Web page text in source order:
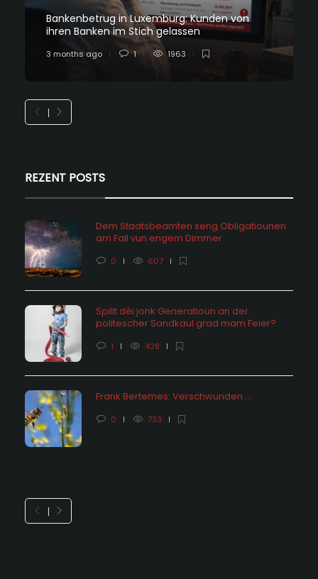
Bankenbetrug in Luxemburg: Kunden von
ihren Banken im Stich gelassen
3 months ago 1 1963
REZENT POSTS
Dem Staatsbeamten seng Obligatiounen
am Fall vun engem Dimmer
0 607
Spillt déi jonk Generatioun an der
politescher Sandkaul grad mam Feier?
1 428
Frank Bertemes: Verschwunden….
0 733